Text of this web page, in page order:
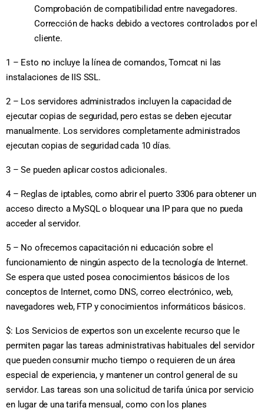
Comprobación de compatibilidad entre navegadores.
Corrección de hacks debido a vectores controlados por el
cliente.
1 – Esto no incluye la línea de comandos, Tomcat ni las
instalaciones de IIS SSL.
2 – Los servidores administrados incluyen la capacidad de
ejecutar copias de seguridad, pero estas se deben ejecutar
manualmente. Los servidores completamente administrados
ejecutan copias de seguridad cada 10 días.
3 – Se pueden aplicar costos adicionales.
4 – Reglas de iptables, como abrir el puerto 3306 para obtener un
acceso directo a MySQL o bloquear una IP para que no pueda
acceder al servidor.
5 – No ofrecemos capacitación ni educación sobre el
funcionamiento de ningún aspecto de la tecnología de Internet.
Se espera que usted posea conocimientos básicos de los
conceptos de Internet, como DNS, correo electrónico, web,
navegadores web, FTP y conocimientos informáticos básicos.
$: Los Servicios de expertos son un excelente recurso que le
permiten pagar las tareas administrativas habituales del servidor
que pueden consumir mucho tiempo o requieren de un área
especial de experiencia, y mantener un control general de su
servidor. Las tareas son una solicitud de tarifa única por servicio
en lugar de una tarifa mensual, como con los planes